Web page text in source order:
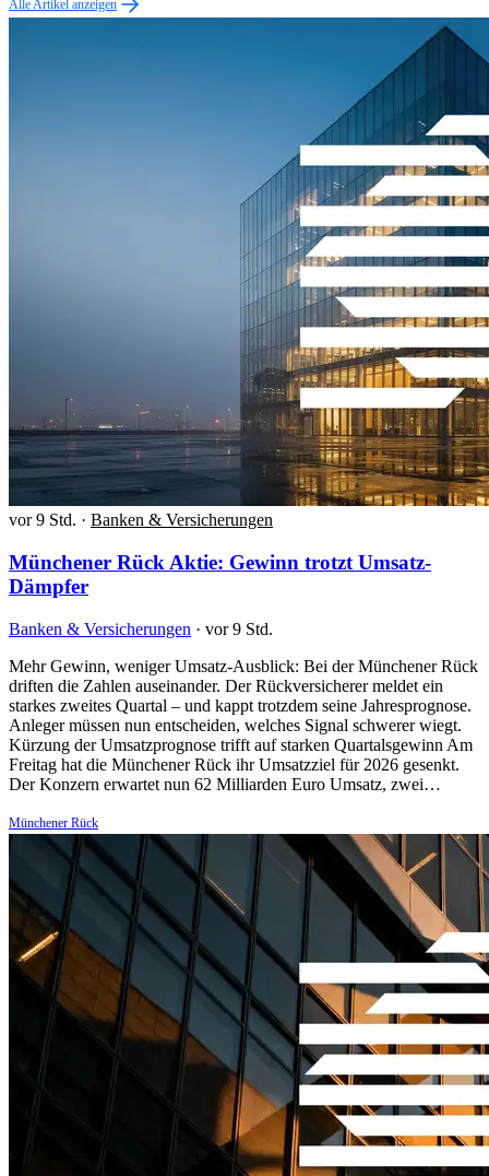
Alle Artikel anzeigen
vor 9 Std. · Banken & Versicherungen
Münchener Rück Aktie: Gewinn trotzt Umsatz-
Dämpfer
Banken & Versicherungen · vor 9 Std.
Mehr Gewinn, weniger Umsatz-Ausblick: Bei der Münchener Rück
driften die Zahlen auseinander. Der Rückversicherer meldet ein
starkes zweites Quartal – und kappt trotzdem seine Jahresprognose.
Anleger müssen nun entscheiden, welches Signal schwerer wiegt.
Kürzung der Umsatzprognose trifft auf starken Quartalsgewinn Am
Freitag hat die Münchener Rück ihr Umsatzziel für 2026 gesenkt.
Der Konzern erwartet nun 62 Milliarden Euro Umsatz, zwei…
Münchener Rück